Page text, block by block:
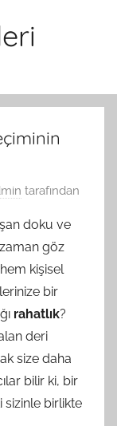
tarafından
doku ve
göz
kişisel
bir
rahatlık?
deri
size daha
bilir ki, bir
birlikte